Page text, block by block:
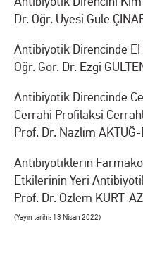
Dr. Öğr. Üyesi Güle
Antibiyotik Direncinde
Öğr. Gör. Dr. Ezgi
Antibiyotik Direncinde
Cerrahi Profilaksi
Prof. Dr. Nazlım
Antibiyotiklerin
Etkilerinin Yeri
Prof. Dr. Özlem KURT-
(Yayın tarihi: 13 Nisan 2022)